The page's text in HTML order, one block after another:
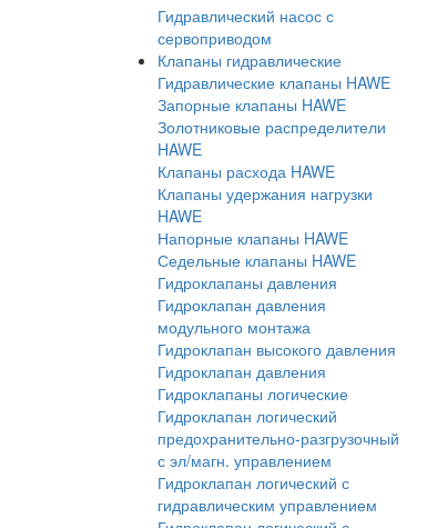
Гидравлический насос с
сервоприводом
Клапаны гидравлические
Гидравлические клапаны HAWE
Запорные клапаны HAWE
Золотниковые распределители
HAWE
Клапаны расхода HAWE
Клапаны удержания нагрузки
HAWE
Напорные клапаны HAWE
Седельные клапаны HAWE
Гидроклапаны давления
Гидроклапан давления
модульного монтажа
Гидроклапан высокого давления
Гидроклапан давления
Гидроклапаны логические
Гидроклапан логический
предохранительно-разгрузочный
с эл/магн. управлением
Гидроклапан логический с
гидравлическим управлением